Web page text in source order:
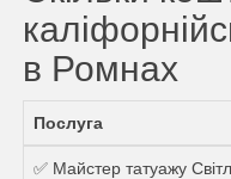
в Ромнах
Послуга
✅ Майстер татуажу